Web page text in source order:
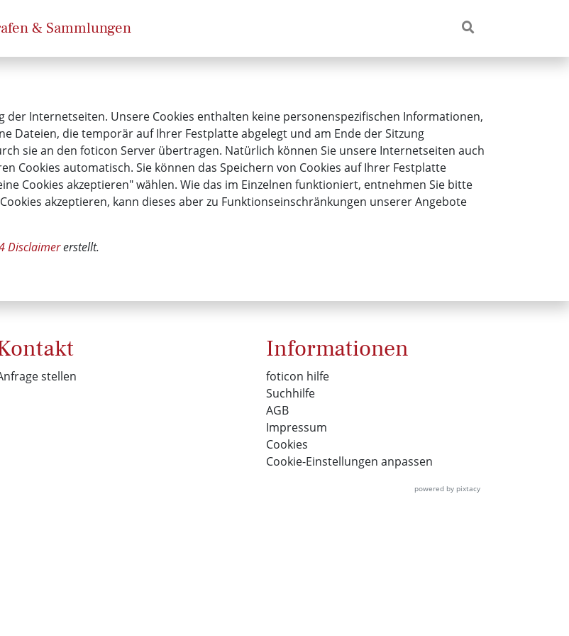
& Sammlungen
Internetseiten. Unsere Cookies enthalten keine personenspezifischen Informationen,
Dateien, die temporär auf Ihrer Festplatte abgelegt und am Ende der Sitzung
sie an den foticon Server übertragen. Natürlich können Sie unsere Internetseiten auch
Cookies automatisch. Sie können das Speichern von Cookies auf Ihrer Festplatte
Cookies akzeptieren" wählen. Wie das im Einzelnen funktioniert, entnehmen Sie bitte
akzeptieren, kann dieses aber zu Funktionseinschränkungen unserer Angebote
Disclaimererstellt.
stellen
Informationen
foticon hilfe
Suchhilfe
AGB
Impressum
Cookies
Cookie-Einstellungen anpassen
powered by pixtacy